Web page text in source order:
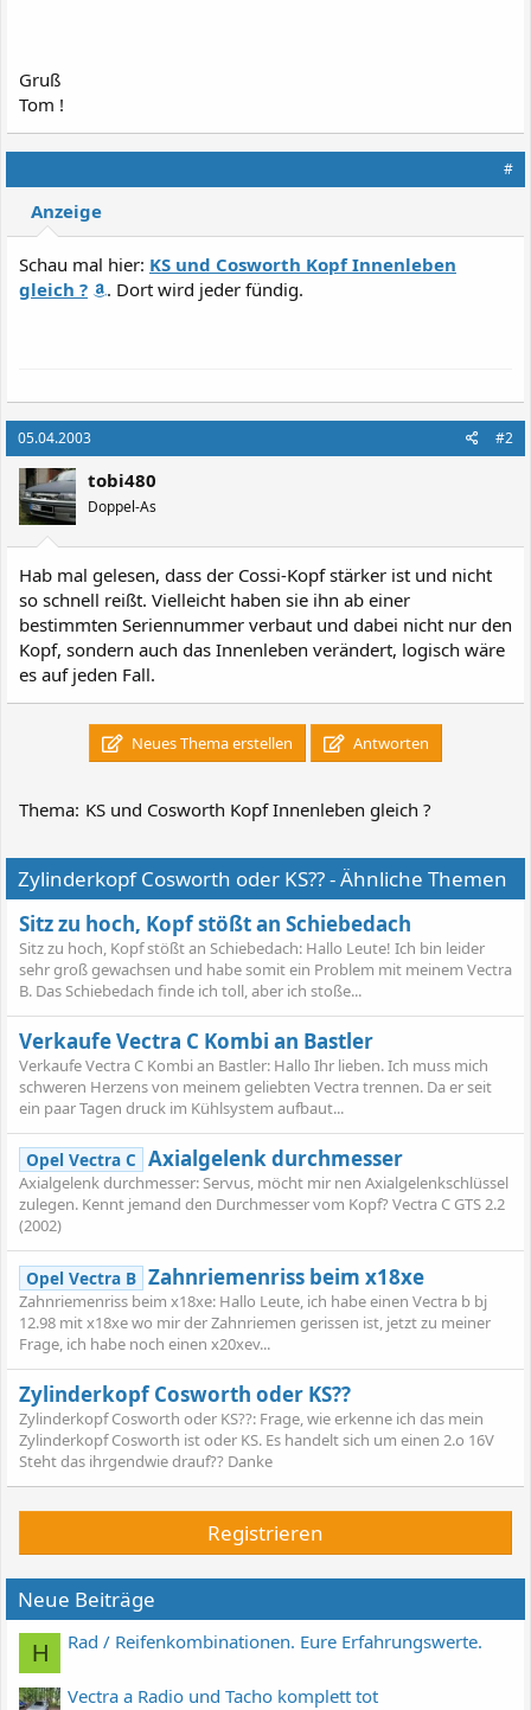
Gruß
Tom !
#
Anzeige
Schau mal hier: KS und Cosworth Kopf Innenleben
gleich ?
. Dort wird jeder fündig.
05.04.2003 #2
tobi480
Doppel-As
Hab mal gelesen, dass der Cossi-Kopf stärker ist und nicht
so schnell reißt. Vielleicht haben sie ihn ab einer
bestimmten Seriennummer verbaut und dabei nicht nur den
Kopf, sondern auch das Innenleben verändert, logisch wäre
es auf jeden Fall.
Neues Thema erstellen Antworten
Thema: KS und Cosworth Kopf Innenleben gleich ?
Zylinderkopf Cosworth oder KS?? - Ähnliche Themen
Sitz zu hoch, Kopf stößt an Schiebedach
Sitz zu hoch, Kopf stößt an Schiebedach: Hallo Leute! Ich bin leider
sehr groß gewachsen und habe somit ein Problem mit meinem Vectra
B. Das Schiebedach finde ich toll, aber ich stoße...
Verkaufe Vectra C Kombi an Bastler
Verkaufe Vectra C Kombi an Bastler: Hallo Ihr lieben. Ich muss mich
schweren Herzens von meinem geliebten Vectra trennen. Da er seit
ein paar Tagen druck im Kühlsystem aufbaut...
Opel Vectra C Axialgelenk durchmesser
Axialgelenk durchmesser: Servus, möcht mir nen Axialgelenkschlüssel
zulegen. Kennt jemand den Durchmesser vom Kopf? Vectra C GTS 2.2
(2002)
Opel Vectra B Zahnriemenriss beim x18xe
Zahnriemenriss beim x18xe: Hallo Leute, ich habe einen Vectra b bj
12.98 mit x18xe wo mir der Zahnriemen gerissen ist, jetzt zu meiner
Frage, ich habe noch einen x20xev...
Zylinderkopf Cosworth oder KS??
Zylinderkopf Cosworth oder KS??: Frage, wie erkenne ich das mein
Zylinderkopf Cosworth ist oder KS. Es handelt sich um einen 2.o 16V
Steht das ihrgendwie drauf?? Danke
Registrieren
Neue Beiträge
H Rad / Reifenkombinationen. Eure Erfahrungswerte.
Vectra a Radio und Tacho komplett tot